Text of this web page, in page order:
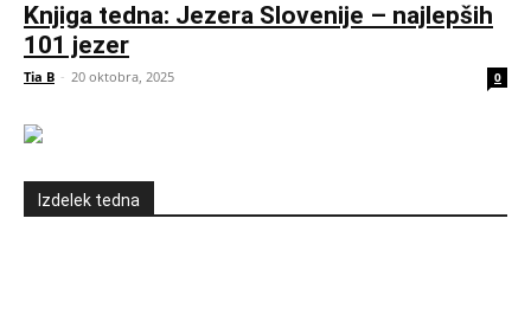
Knjiga tedna: Jezera Slovenije – najlepših
101 jezer
Tia B - 20 oktobra, 2025 0
Izdelek tedna